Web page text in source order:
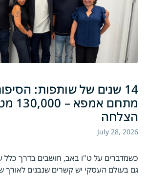
14 שנים של שותפות:
מתחם
הצלחה
July 28, 2026
כשמדברים על ט"ו באב, חושבים בדרך
גם בעולם העסקי יש קשרים שנבנים לאורך